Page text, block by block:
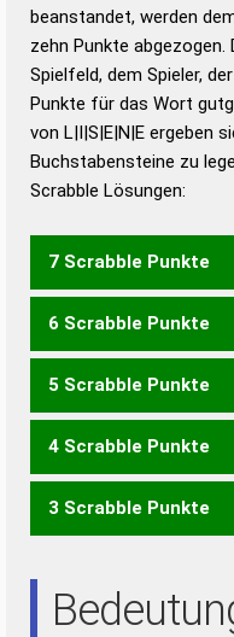
beanstandet, werden
zehn Punkte
Spielfeld, dem Spieler,
Punkte für das Wort
von L|I|S|E|N|E ergeben
Buchstabensteine zu
Scrabble Lösungen:
7 Scrabble Punkte
EILENS ESELIN LEINES
SENILE SIELEN SILENE
6 Scrabble Punkte
EILEN ESELN ILEEN
LENES LENIS LESEN
SIELE SILEN
5 Scrabble Punkte
EILE ELEN ELSE ESEL
LIES LINS SEIL SIEL
4 Scrabble Punkte
EIL LEE LEI EIES EINE
3 Scrabble Punkte